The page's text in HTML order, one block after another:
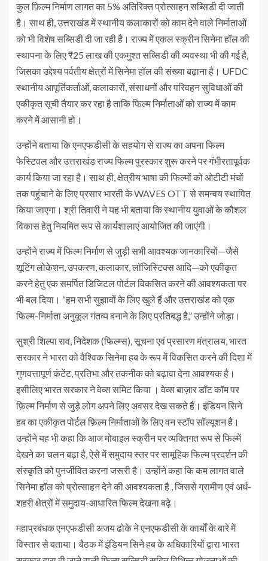
कुल फ़िल्म निर्माण लागत का 5% अतिरिक्त प्रोत्साहन सब्सिडी दी जाती
है। साथ ही, उत्तराखंड में स्थानीय कलाकारों को काम देने वाले निर्माताओं
को भी विशेष सब्सिडी दी जा रही है। राज्य में एकल स्क्रीन सिनेमा हॉल की
स्थापना के लिए ₹25 लाख की एकमुश्त सब्सिडी की व्यवस्था भी की गई है,
जिसका उद्देश्य पर्वतीय क्षेत्रों में सिनेमा हॉल की संख्या बढ़ाना है। UFDC
स्थानीय आपूर्तिकर्ताओं, कलाकारों, संसाधनों और परिवहन सुविधाओं की
एकीकृत सूची तैयार कर रहा है ताकि फिल्म निर्माताओं को राज्य में काम
करने में आसानी हो।
उन्होंने बताया कि एनएफडीसी के सहयोग से राज्य का अपना फिल्म
फेस्टिवल और उत्तराखंड राज्य फिल्म पुरस्कार शुरू करने पर गंभीरतापूर्वक
कार्य किया जा रहा है। साथ ही, क्षेत्रीय भाषा की फिल्मों को ओटीटी मंचों
तक पहुंचाने के लिए प्रसार भारती के WAVES OTT से समन्वय स्थापित
किया जाएगा। श्री तिवारी ने यह भी बताया कि स्थानीय युवाओं के कौशल
विकास हेतु नियमित रूप से कार्यशालाएं आयोजित की जाएंगी।
उन्होंने राज्य में फिल्म निर्माण से जुड़ी सभी आवश्यक जानकारियों—जैसे
शूटिंग लोकेशन, उपकरण, कलाकार, लॉजिस्टिक्स आदि—को एकीकृत
करने हेतु एक समर्पित डिजिटल पोर्टल विकसित करने की आवश्यकता पर
भी बल दिया। “हम सभी सुझावों के लिए खुले हैं और उत्तराखंड को एक
फिल्म-निर्माता अनुकूल गंतव्य बनाने के लिए प्रतिबद्ध है,” उन्होंने जोड़ा।
सुश्री शिल्पा राव, निदेशक (फिल्म्स), सूचना एवं प्रसारण मंत्रालय, भारत
सरकार ने भारत को वैश्विक सिनेमा हब के रूप में विकसित करने की दिशा में
गुणवत्तापूर्ण कंटेंट, प्रतिभा और तकनीक को बढ़ावा देना आवश्यक है।
इसीलिए भारत सरकार ने वेव्स समिट किया । वेव्स बाज़ार डॉट कॉम पर
फ़िल्म निर्माण से जुड़े लोग अपने लिए अवसर देख सकते हैं। इंडियन सिने
हब का एकीकृत पोर्टल फ़िल्म निर्माताओं के लिए वन स्टॉप सॉल्यूशन है।
उन्होंने यह भी कहा कि आज मोबाइल स्क्रीन पर व्यक्तिगत रूप से फिल्में
देखने का चलन बढ़ा है, ऐसे में समुदाय स्तर पर सामूहिक फिल्म प्रदर्शन की
संस्कृति को पुनर्जीवित करना जरूरी है। उन्होंने कहा कि कम लागत वाले
सिनेमा हॉल को प्रोत्साहन देने की आवश्यकता है , जिससे ग्रामीण एवं अर्ध-
शहरी क्षेत्रों में समुदाय-आधारित फिल्म देखना बढ़े।
महाप्रबंधक एनएफडीसी अजय ढोके ने एनएफडीसी के कार्यों के बारे में
विस्तार से बताया। बैठक में इंडियन सिने हब के अधिकारियों द्वारा भारत